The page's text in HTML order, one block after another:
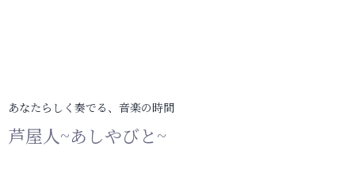
あなたらしく奏でる、音楽の時間
芦屋人~あしやびと~